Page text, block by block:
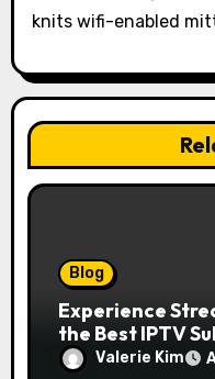
knits wifi-enabled
Blog
Experience
the Best IPTV
Redefines
Valerie Kim